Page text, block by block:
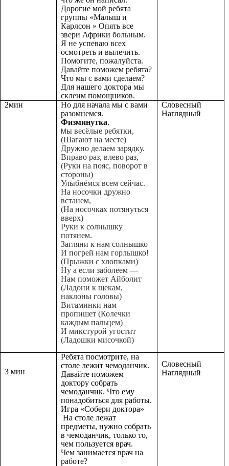
Дорогие мой ребята
группы «Малыш и
Карлсон » Опять все
звери Африки больным.
Я не успеваю всех
осмотреть и вылечить.
Помогите, пожалуйста.
Давайте поможем ребята?
Что мы с вами сделаем?
Для нашего доктора мы
склеим помощников.
2мин
Но для начала мы с вами
разомнемся.
Физминутка.
Мы весёлые ребятки,
(Шагают на месте)
Дружно делаем зарядку.
Вправо раз, влево раз,
(Руки на пояс, поворот в
стороны)
Улыбнёмся всем сейчас.
На носочки дружно
встанем,
(На носочках потянуться
вверх)
Руки к солнышку
потянем.
Загляни к нам солнышко
И погрей нам горлышко!
(Прыжки с хлопками)
Ну а если заболеем —
Нам поможет Айболит
(Ладони к щекам,
наклоны головы)
Витаминки нам
пропишет (Колечки
каждым пальцем)
И микстурой угостит
(Ладошки мисочкой)
Словесный
Наглядный
3 мин
Ребята посмотрите, на
столе лежит чемоданчик.
Давайте поможем
доктору собрать
чемоданчик. Что ему
понадобиться для работы.
Игра «Собери доктора»
На столе лежат
предметы, нужно собрать
в чемоданчик, только то,
чем пользуется врач.
Чем занимается врач на
работе?
Словесный
Наглядный